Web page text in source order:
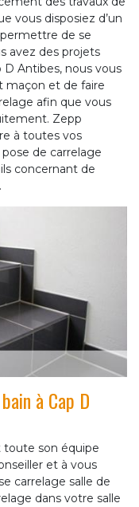
vous disposiez d’un
de se
avez des projets
D Antibes, nous vous
maçon et de faire
afin que vous
Zepp
à toutes vos
de carrelage
concernant de
à Cap D
toute son équipe
et à vous
carrelage salle de
dans votre salle